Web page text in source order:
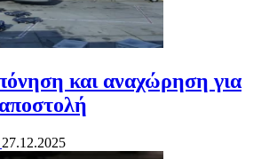
και αναχώρηση για
27.12.2025